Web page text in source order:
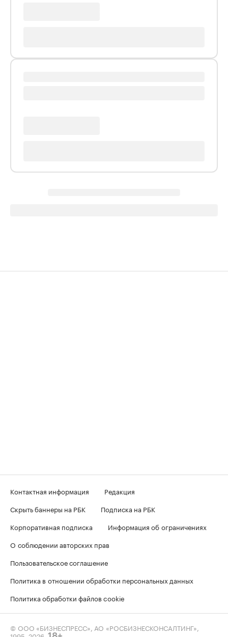
Контактная информация
Редакция
Скрыть баннеры на РБК
Подписка на РБК
Корпоративная подписка
Информация об ограничениях
О соблюдении авторских прав
Пользовательское соглашение
Политика в отношении обработки персональных данных
Политика обработки файлов cookie
© ООО «БИЗНЕСПРЕСС», АО «РОСБИЗНЕСКОНСАЛТИНГ»,